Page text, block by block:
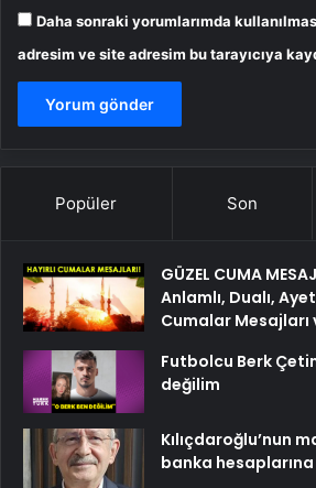
Daha sonraki yorumlarımda
adresim ve site adresim bu tarayıcıya
Popüler Son
GÜZEL CUMA
Anlamlı, Dualı,
Cumalar Mesajları
Futbolcu Berk
değilim
Kılıçdaroğlu’nun
banka